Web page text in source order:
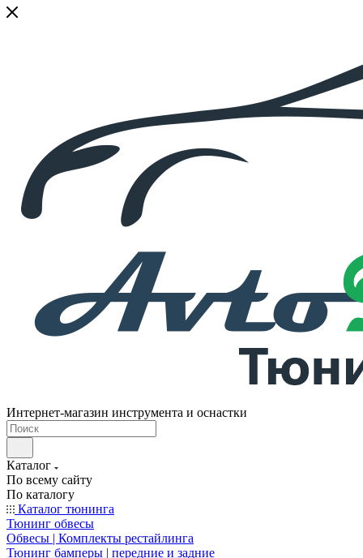
Интернет-магазин инструмента и оснастки
Каталог
По всему сайту
По каталогу
Каталог тюнинга
Тюнинг обвесы
Обвесы | Комплекты рестайлинга
Тюнинг бамперы | передние и задние